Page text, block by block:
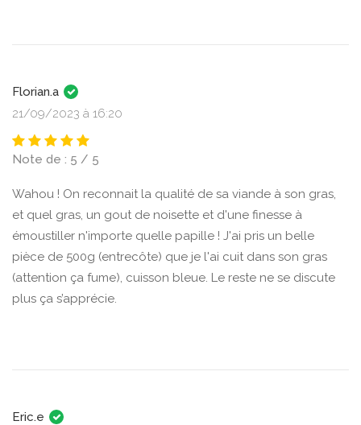
Florian.a
21/09/2023 à 16:20
Note de : 5 / 5
Wahou ! On reconnait la qualité de sa viande à son gras,
et quel gras, un gout de noisette et d'une finesse à
émoustiller n'importe quelle papille ! J'ai pris un belle
pièce de 500g (entrecôte) que je l'ai cuit dans son gras
(attention ça fume), cuisson bleue. Le reste ne se discute
plus ça s’apprécie.
Eric.e